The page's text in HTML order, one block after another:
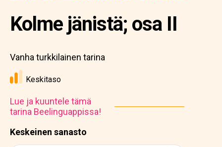
Keskeinen sanasto
Kolme jänistä; osa II
Vanha turkkilainen tarina
Keskitaso
Lue ja kuuntele tämä
tarina Beelinguappissa!